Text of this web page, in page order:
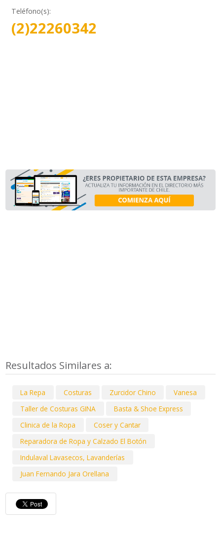
Teléfono(s):
(2)22260342
Resultados Similares a:
La Repa Costuras Zurcidor Chino
Vanesa
Taller de Costuras GINA
Basta & Shoe Express
Clinica de la Ropa
Coser y Cantar
Reparadora de Ropa y Calzado El Botón
Indulaval Lavasecos, Lavanderías
Juan Fernando Jara Orellana